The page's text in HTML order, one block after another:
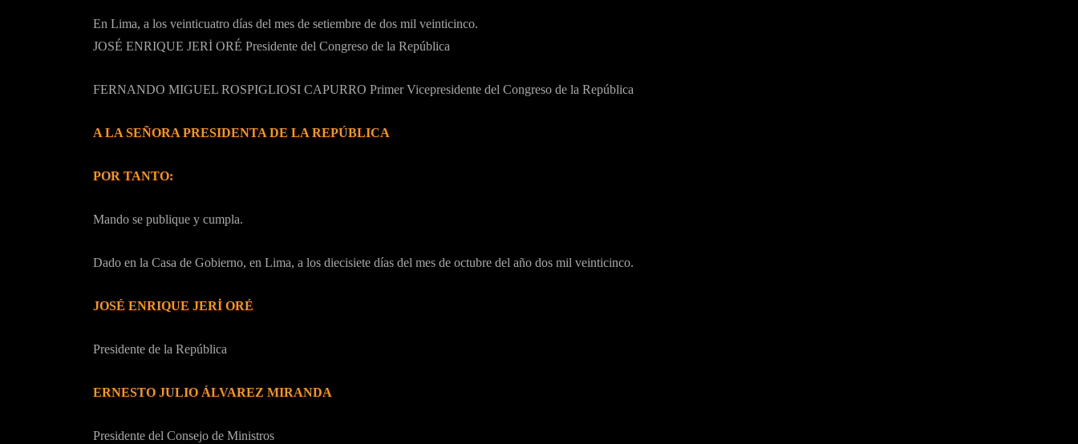
En Lima, a los veinticuatro días del mes de setiembre de dos mil veinticinco.
JOSÉ ENRIQUE JERİ ORÉ Presidente del Congreso de la República
FERNANDO MIGUEL ROSPIGLIOSI CAPURRO Primer Vicepresidente del Congreso de la República
A LA SEÑORA PRESIDENTA DE LA REPÚBLICA
POR TANTO:
Mando se publique y cumpla.
Dado en la Casa de Gobierno, en Lima, a los diecisiete días del mes de octubre del año dos mil veinticinco.
JOSÉ ENRIQUE JERİ ORÉ
Presidente de la República
ERNESTO JULIO ÁLVAREZ MIRANDA
Presidente del Consejo de Ministros